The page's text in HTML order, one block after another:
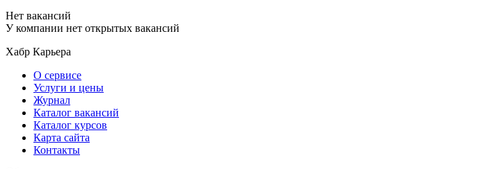
Нет вакансий
У компании нет открытых вакансий
Хабр Карьера
О сервисе
Услуги и цены
Журнал
Каталог вакансий
Каталог курсов
Карта сайта
Контакты